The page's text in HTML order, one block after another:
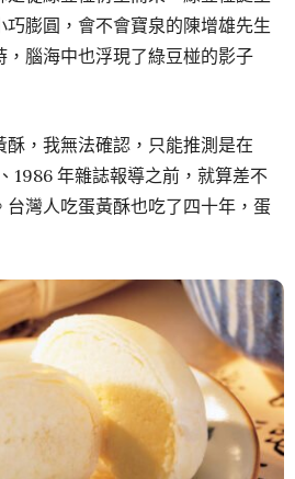
膨圓，會不會寶泉的陳增雄先生
腦海中也浮現了綠豆椪的影子
，我無法確認，只能推測是在
1986 年雜誌報導之前，就算差不
台灣人吃蛋黃酥也吃了四十年，蛋